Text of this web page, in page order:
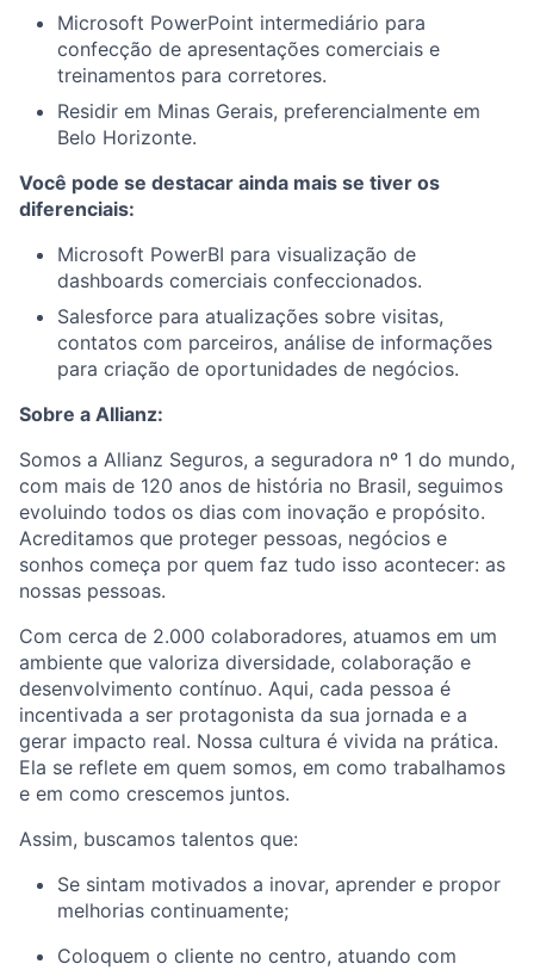
Microsoft PowerPoint intermediário para
confecção de apresentações comerciais e
treinamentos para corretores.
Residir em Minas Gerais, preferencialmente em
Belo Horizonte.
Você pode se destacar ainda mais se tiver os
diferenciais:
Microsoft PowerBI para visualização de
dashboards comerciais confeccionados.
Salesforce para atualizações sobre visitas,
contatos com parceiros, análise de informações
para criação de oportunidades de negócios.
Sobre a Allianz:
Somos a Allianz Seguros, a seguradora nº 1 do mundo,
com mais de 120 anos de história no Brasil, seguimos
evoluindo todos os dias com inovação e propósito.
Acreditamos que proteger pessoas, negócios e
sonhos começa por quem faz tudo isso acontecer: as
nossas pessoas.
Com cerca de 2.000 colaboradores, atuamos em um
ambiente que valoriza diversidade, colaboração e
desenvolvimento contínuo. Aqui, cada pessoa é
incentivada a ser protagonista da sua jornada e a
gerar impacto real. Nossa cultura é vivida na prática.
Ela se reflete em quem somos, em como trabalhamos
e em como crescemos juntos.
Assim, buscamos talentos que:
Se sintam motivados a inovar, aprender e propor
melhorias continuamente;
Coloquem o cliente no centro, atuando com